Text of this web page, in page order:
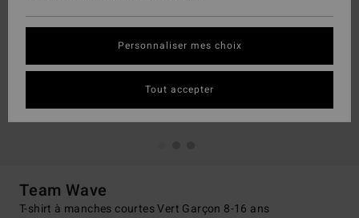
Team Wave
T-shirt à manches courtes Vert Garçon 8-16 ans
Personnaliser mes choix
Tout accepter